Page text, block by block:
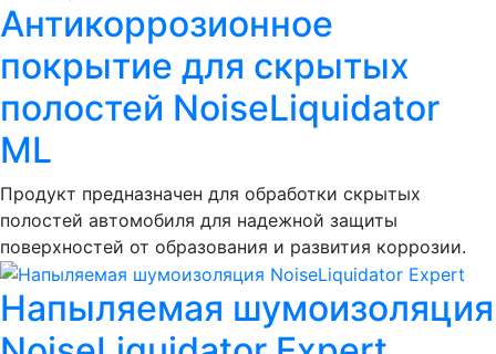
Антикоррозионное
покрытие для скрытых
полостей NoiseLiquidator
ML
Продукт предназначен для обработки скрытых
полостей автомобиля для надежной защиты
поверхностей от образования и развития коррозии.
Напыляемая шумоизоляция